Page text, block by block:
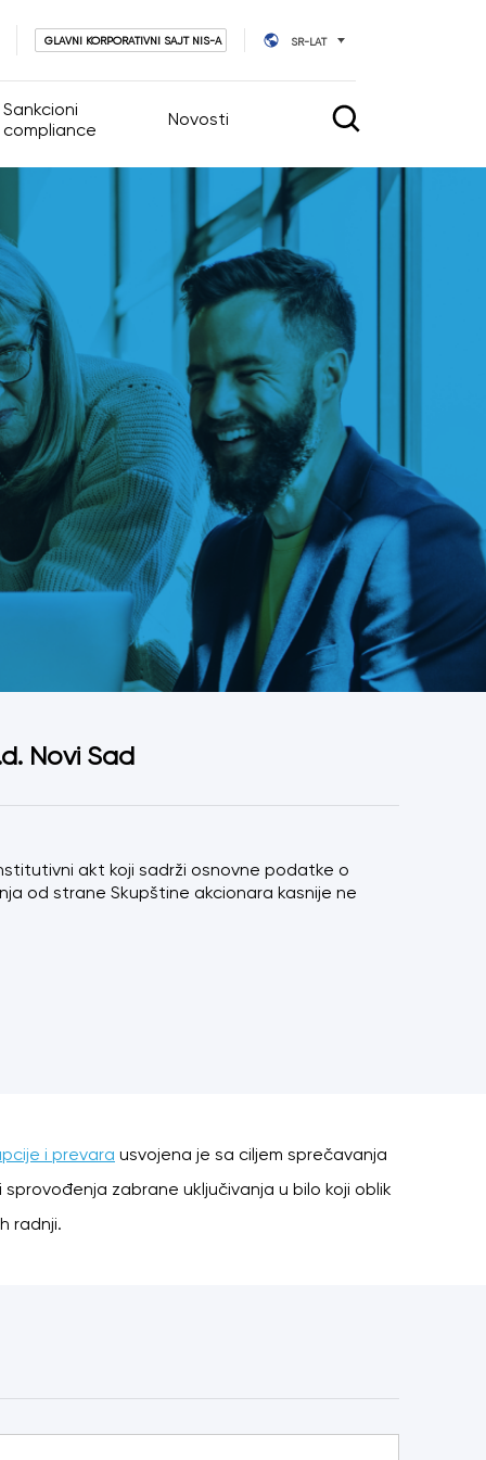
GLAVNI KORPORATIVNI SAJT NIS-A SR-LAT
upravljanja
Sankcioni
compliance
Novosti
Kalendar događaja
Novi Sad
akt koji sadrži osnovne podatke o
od strane Skupštine akcionara kasnije ne
i prevara usvojena je sa ciljem sprečavanja
zabrane uključivanja u bilo koji oblik
radnji.